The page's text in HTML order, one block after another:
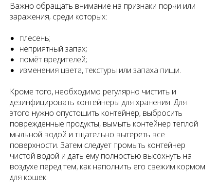
Важно обращать внимание на признаки порчи или
заражения, среди которых:
плесень;
неприятный запах;
помёт вредителей;
изменения цвета, текстуры или запаха пищи.
Кроме того, необходимо регулярно чистить и
дезинфицировать контейнеры для хранения. Для
этого нужно опустошить контейнер, выбросить
повреждённые продукты, вымыть контейнер тёплой
мыльной водой и тщательно вытереть все
поверхности. Затем следует промыть контейнер
чистой водой и дать ему полностью высохнуть на
воздухе перед тем, как наполнить его свежим кормом
для кошек.